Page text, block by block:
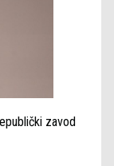
zavod